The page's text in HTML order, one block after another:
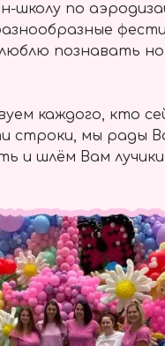
школу по
познавать
каждого, кто
строки, мы рады
и шлём Вам лучики